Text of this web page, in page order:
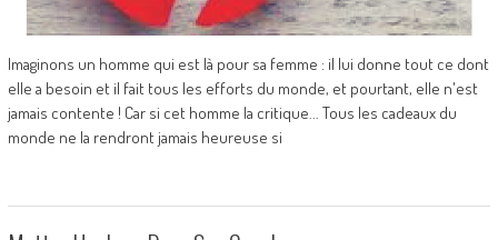
Imaginons un homme qui est là pour sa femme : il lui donne tout ce dont
elle a besoin et il fait tous les efforts du monde, et pourtant, elle n'est
jamais contente ! Car si cet homme la critique... Tous les cadeaux du
monde ne la rendront jamais heureuse si